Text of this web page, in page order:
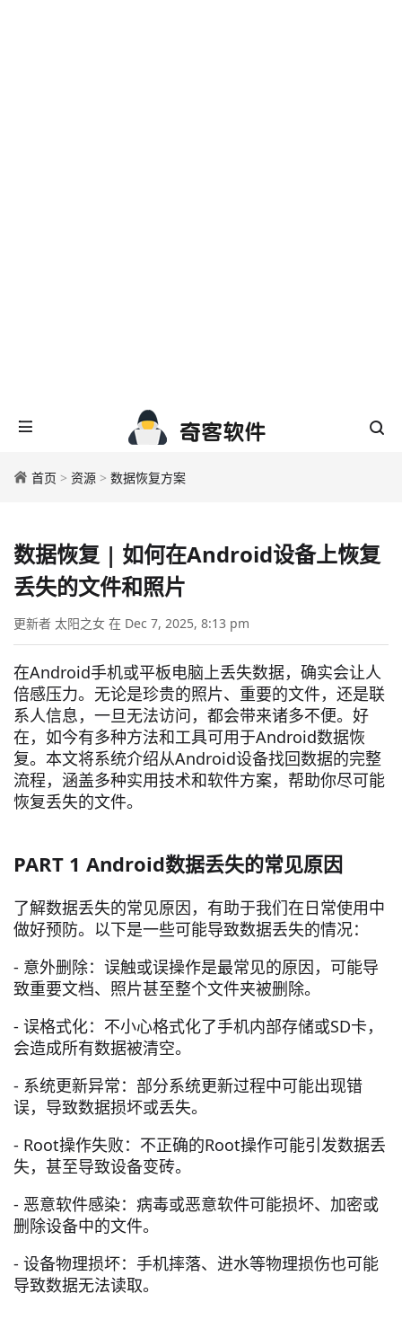
首页 > 资源 > 数据恢复方案
数据恢复 | 如何在Android设备上恢复
丢失的文件和照片
更新者 太阳之女 在 Dec 7, 2025, 8:13 pm
在Android手机或平板电脑上丢失数据，确实会让人
倍感压力。无论是珍贵的照片、重要的文件，还是联
系人信息，一旦无法访问，都会带来诸多不便。好
在，如今有多种方法和工具可用于Android数据恢
复。本文将系统介绍从Android设备找回数据的完整
流程，涵盖多种实用技术和软件方案，帮助你尽可能
恢复丢失的文件。
PART 1 Android数据丢失的常见原因
了解数据丢失的常见原因，有助于我们在日常使用中
做好预防。以下是一些可能导致数据丢失的情况：
- 意外删除：误触或误操作是最常见的原因，可能导
致重要文档、照片甚至整个文件夹被删除。
- 误格式化：不小心格式化了手机内部存储或SD卡，
会造成所有数据被清空。
- 系统更新异常：部分系统更新过程中可能出现错
误，导致数据损坏或丢失。
- Root操作失败：不正确的Root操作可能引发数据丢
失，甚至导致设备变砖。
- 恶意软件感染：病毒或恶意软件可能损坏、加密或
删除设备中的文件。
- 设备物理损坏：手机摔落、进水等物理损伤也可能
导致数据无法读取。